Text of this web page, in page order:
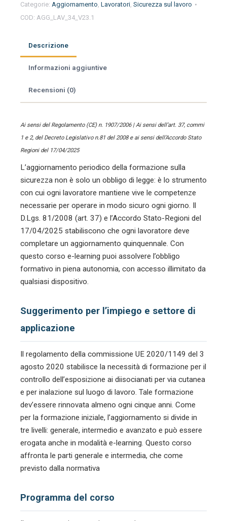
generale
e
(Valido
come
aggiornamento
quantità
Categorie: Aggiornamento, Lavoratori, Sicurezza sul lavoro
COD: AGG_LAV_34_V23.1
Descrizione
Informazioni aggiuntive
Recensioni (0)
Ai sensi del Regolamento (CE) n. 1907/2006 | Ai sensi dell’art. 37, commi
1 e 2, del Decreto Legislativo n.81 del 2008 e ai sensi dell’Accordo Stato
Regioni del 17/04/2025
L’aggiornamento periodico della formazione sulla
sicurezza non è solo un obbligo di legge: è lo strumento
con cui ogni lavoratore mantiene vive le competenze
necessarie per operare in modo sicuro ogni giorno. Il
D.Lgs. 81/2008 (art. 37) e l’Accordo Stato-Regioni del
17/04/2025 stabiliscono che ogni lavoratore deve
completare un aggiornamento quinquennale. Con
questo corso e-learning puoi assolvere l’obbligo
formativo in piena autonomia, con accesso illimitato da
qualsiasi dispositivo.
Suggerimento per l’impiego e settore di
applicazione
Il regolamento della commissione UE 2020/1149 del 3
agosto 2020 stabilisce la necessità di formazione per il
controllo dell’esposizione ai diisocianati per via cutanea
e per inalazione sul luogo di lavoro. Tale formazione
dev’essere rinnovata almeno ogni cinque anni. Come
per la formazione iniziale, l’aggiornamento si divide in
tre livelli: generale, intermedio e avanzato e può essere
erogata anche in modalità e-learning. Questo corso
affronta le parti generale e intermedia, che come
previsto dalla normativa
Programma del corso